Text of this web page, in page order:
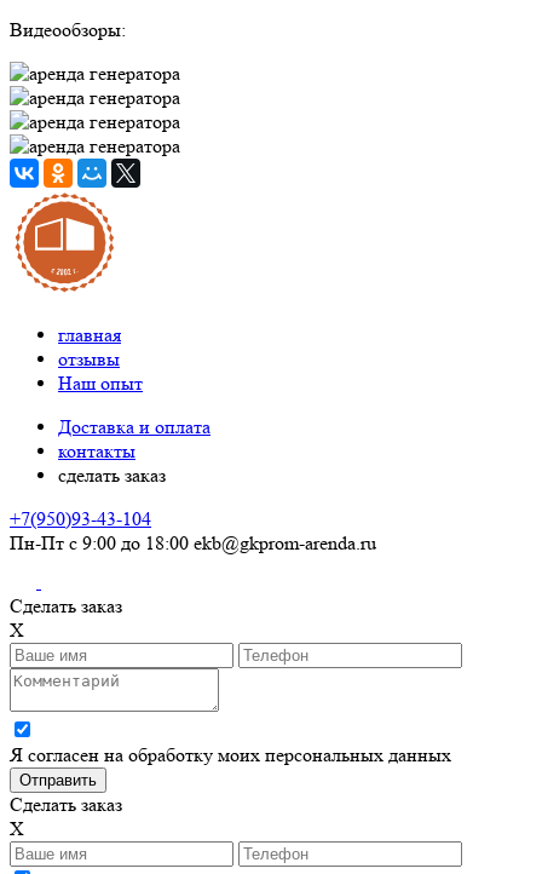
Видеообзоры:
главная
отзывы
Наш опыт
Доставка и оплата
контакты
сделать заказ
+7(950)93-43-104
Пн-Пт с 9:00 до 18:00 ekb@gkprom-arenda.ru
Сделать заказ
X
Я согласен на обработку моих персональных данных
Сделать заказ
X